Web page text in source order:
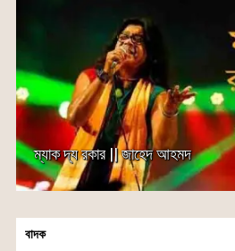
ম্যাক দ্য রকার || জাহেদ আহমদ
বাদক